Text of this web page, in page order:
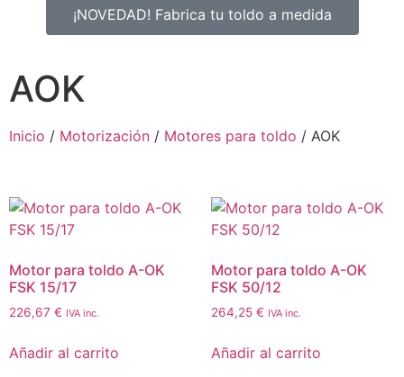
¡NOVEDAD! Fabrica tu toldo a medida
AOK
Inicio / Motorización / Motores para toldo / AOK
Motor para toldo A-OK
FSK 15/17
226,67 € IVA inc.
Añadir al carrito
Motor para toldo A-OK
FSK 50/12
264,25 € IVA inc.
Añadir al carrito